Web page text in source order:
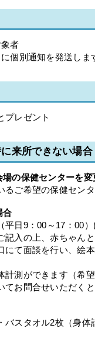
者
個別通知を発送しま
プレゼント
来所できない場
の保健センターを
るご希望の保健セン
合
平日9：00～17：00
記入の上、赤ちゃん
にて面談を行い、絵
計測ができます（希
てお問合せいただく
バスタオル2枚（身